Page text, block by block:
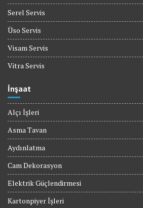
Serel Servis
Üso Servis
Visam Servis
Vitra Servis
İnşaat
Alçı İşleri
Asma Tavan
Aydınlatma
Cam Dekorasyon
Elektrik Güçlendirmesi
Kartonpiyer İşleri